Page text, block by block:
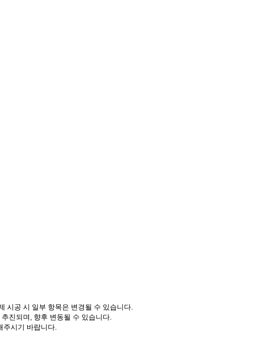
시공 시 일부 항목은 변경될 수 있습니다.
진되며, 향후 변동될 수 있습니다.
주시기 바랍니다.